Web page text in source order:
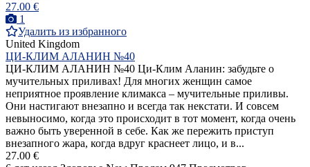
27.00 €
1
Удалить из избранного
United Kingdom
ЦИ-КЛИМ АЛАНИН №40
ЦИ-КЛИМ АЛАНИН №40 Ци-Клим Аланин: забудьте о
мучительных приливах! Для многих женщин самое
неприятное проявление климакса – мучительные приливы.
Они настигают внезапно и всегда так некстати. И совсем
невыносимо, когда это происходит в тот момент, когда очень
важно быть уверенной в себе. Как же пережить приступ
внезапного жара, когда вдруг краснеет лицо, и в...
27.00 €